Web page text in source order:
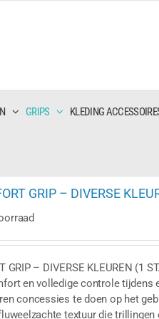
GRIPS KLEDING
GRIP – DIVERSE
GRIP – DIVERSE KLEUREN (1
en volledige controle tijdens
concessies te doen op het
textuur die